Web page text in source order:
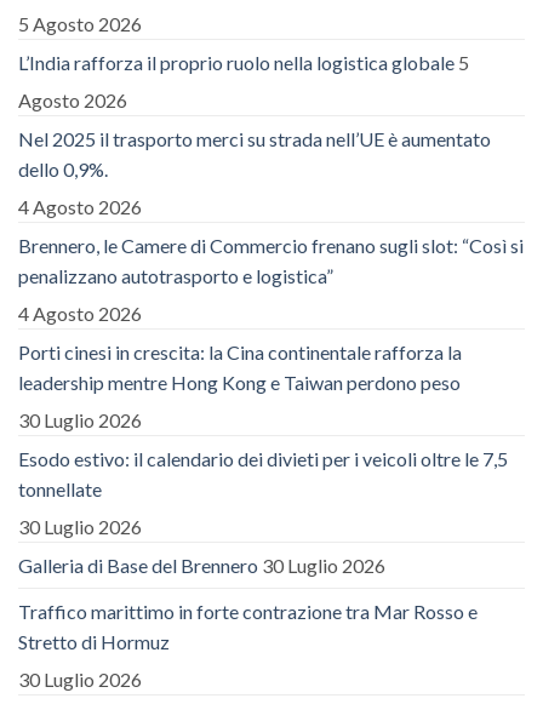
5 Agosto 2026
L’India rafforza il proprio ruolo nella logistica globale 5
Agosto 2026
Nel 2025 il trasporto merci su strada nell’UE è aumentato
dello 0,9%.
4 Agosto 2026
Brennero, le Camere di Commercio frenano sugli slot: “Così si
penalizzano autotrasporto e logistica”
4 Agosto 2026
Porti cinesi in crescita: la Cina continentale rafforza la
leadership mentre Hong Kong e Taiwan perdono peso
30 Luglio 2026
Esodo estivo: il calendario dei divieti per i veicoli oltre le 7,5
tonnellate
30 Luglio 2026
Galleria di Base del Brennero 30 Luglio 2026
Traffico marittimo in forte contrazione tra Mar Rosso e
Stretto di Hormuz
30 Luglio 2026